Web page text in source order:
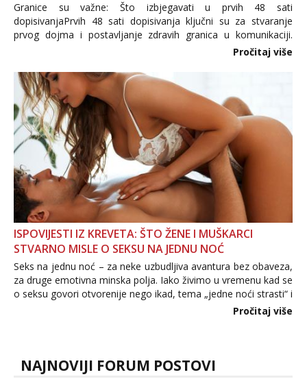
Granice su važne: Što izbjegavati u prvih 48 sati
dopisivanjaPrvih 48 sati dopisivanja ključni su za stvaranje
prvog dojma i postavljanje zdravih granica u komunikaciji.
Važno je izbjeći prebrzo otkrivanje osobnih ili intimnih
informacija, jer nepoznata osoba još nije zaslužila to
povjerenje. Takođe...
Pročitaj više
ISPOVIJESTI IZ KREVETA: ŠTO ŽENE I MUŠKARCI
STVARNO MISLE O SEKSU NA JEDNU NOĆ
Seks na jednu noć – za neke uzbudljiva avantura bez obaveza,
za druge emotivna minska polja. Iako živimo u vremenu kad se
o seksu govori otvorenije nego ikad, tema „jedne noći strasti“ i
dalje izaziva burne rasprave. Što zapravo misle žene, a što
Pročitaj više
NAJNOVIJI FORUM POSTOVI